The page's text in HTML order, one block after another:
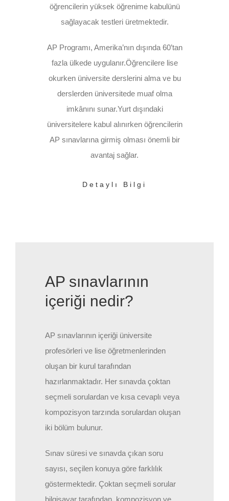
öğrencilerin yüksek öğrenime kabulünü
sağlayacak testleri üretmektedir.
AP Programı, Amerika’nın dışında 60’tan
fazla ülkede uygulanır.Öğrencilere lise
okurken üniversite derslerini alma ve bu
derslerden üniversitede muaf olma
imkânını sunar.Yurt dışındaki
üniversitelere kabul alınırken öğrencilerin
AP sınavlarına girmiş olması önemli bir
avantaj sağlar.
Detaylı Bilgi
AP sınavlarının
içeriği nedir?
AP sınavlarının içeriği üniversite
profesörleri ve lise öğretmenlerinden
oluşan bir kurul tarafından
hazırlanmaktadır. Her sınavda çoktan
seçmeli sorulardan ve kısa cevaplı veya
kompozisyon tarzında sorulardan oluşan
iki bölüm bulunur.
Sınav süresi ve sınavda çıkan soru
sayısı, seçilen konuya göre farklılık
göstermektedir. Çoktan seçmeli sorular
bilgisayar tarafından, kompozisyon ve